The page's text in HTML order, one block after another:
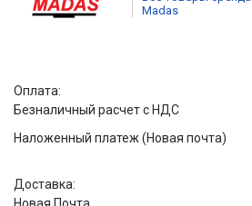
Madas
Оплата:
Безналичный расчет с НДС
Наложенный платеж (Новая почта)
Доставка: